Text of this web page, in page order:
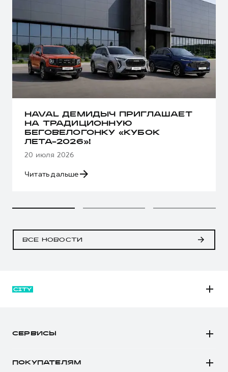
HAVAL ДЕМИДЫЧ ПРИГЛАШАЕТ
НА ТРАДИЦИОННУЮ
БЕГОВЕЛОГОНКУ «КУБОК
ЛЕТА-2026»!
20 июля 2026
Читать дальше
ВСЕ НОВОСТИ
СЕРВИСЫ
ПОКУПАТЕЛЯМ